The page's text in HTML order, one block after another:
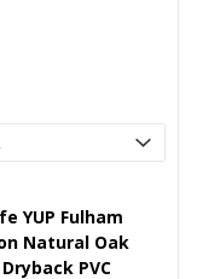
YUP Fulham
Natural Oak
PVC